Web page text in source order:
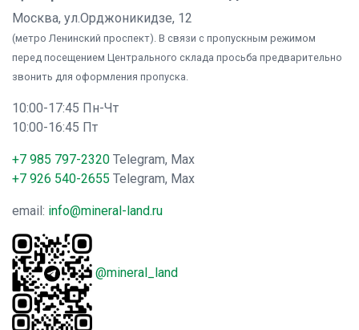
Москва, ул.Орджоникидзе, 12
(метро Ленинский проспект). В связи с пропускным режимом
перед посещением Центрального склада просьба предварительно
звонить для оформления пропуска.
10:00-17:45 Пн-Чт
10:00-16:45 Пт
+7 985 797-2320 Telegram, Max
+7 926 540-2655 Telegram, Max
email: info@mineral-land.ru
@mineral_land